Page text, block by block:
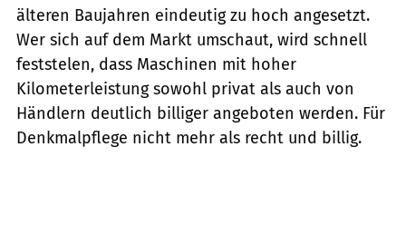
älteren Baujahren eindeutig zu hoch angesetzt.
Wer sich auf dem Markt umschaut, wird schnell
feststelen, dass Maschinen mit hoher
Kilometerleistung sowohl privat als auch von
Händlern deutlich billiger angeboten werden. Für
Denkmalpflege nicht mehr als recht und billig.